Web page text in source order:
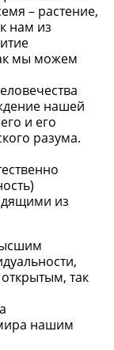
– растение,
нам из
мы можем
нашей
и его
разума.
из
так
нашим